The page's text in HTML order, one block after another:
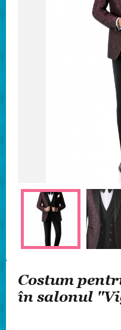
Costum
în salonul